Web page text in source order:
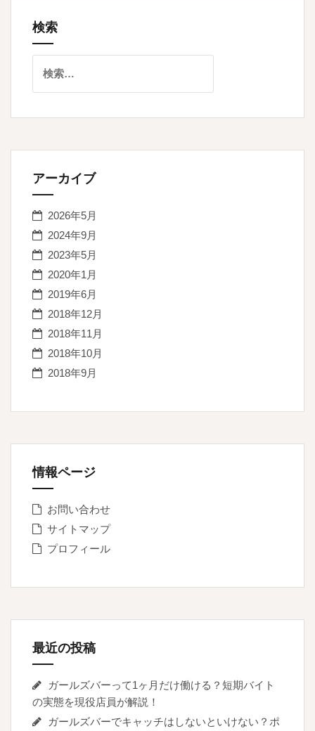
検索
索:
アーカイブ
2026年5月
2024年9月
2023年5月
2020年1月
2019年6月
2018年12月
2018年11月
2018年10月
2018年9月
情報ページ
お問い合わせ
サイトマップ
プロフィール
最近の投稿
ガールズバーって1ヶ月だけ働ける？短期バイト
の実態を現役店員が解説！
ガールズバーでキャッチはしないといけない？ポ